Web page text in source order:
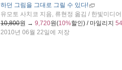
하던 그림을 그대로 그릴 수 있다!
유모토 사치코 지음, 류현정 옮김 / 한빛미디
10,800원 → 9,720원(10%할인) / 마일리지
2010년 06월 22일에 저장